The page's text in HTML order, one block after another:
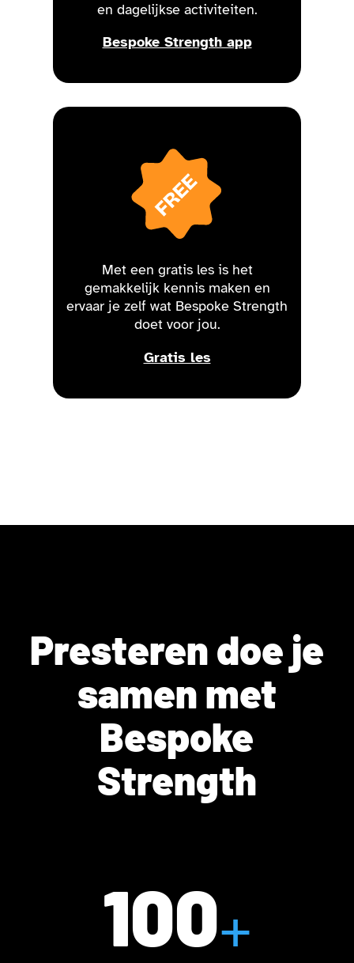
en dagelijkse activiteiten.
Bespoke Strength app
Met een gratis les is het
gemakkelijk kennis maken en
ervaar je zelf wat Bespoke Strength
doet voor jou.
Gratis les
Presteren doe je
samen met
Bespoke
Strength
100+